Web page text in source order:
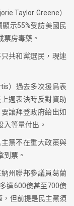
Taylor Greene）
示55%受訪美國民
票房毒藥。
共和黨選民，現連
）過去多次援烏表
週表決時反對資助
讓拜登政府給出如
等量付出。
黨不在重大政策與
到票。
州聯邦參議員葛蘭
達600億甚至700億
但前提是民主黨須